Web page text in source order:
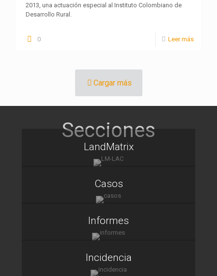
2013, una actuación especial al Instituto Colombiano de
Desarrollo Rural.
0 Leer más
Cargar más
LandMatrix
Casos
Informes
Incidencia